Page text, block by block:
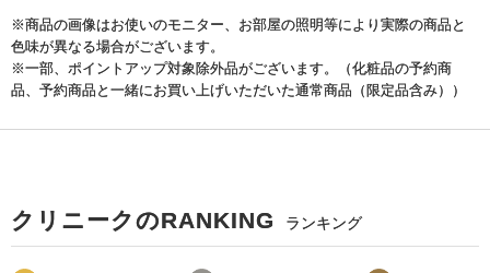
※商品の画像はお使いのモニター、お部屋の照明等により実際の商品と
色味が異なる場合がございます。
※一部、ポイントアップ対象除外品がございます。（化粧品の予約商
品、予約商品と一緒にお買い上げいただいた通常商品（限定品含み））
クリニークのRANKING ランキング